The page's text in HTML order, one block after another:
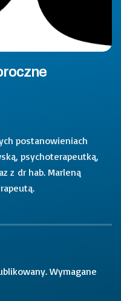
postanowieniach
psychoterapeutką,
z dr hab. Marleną
Wymagane